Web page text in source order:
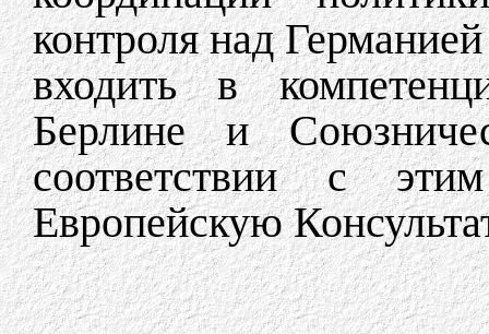
контроля над
входить в
Берлине и
соответствии с
Европейскую